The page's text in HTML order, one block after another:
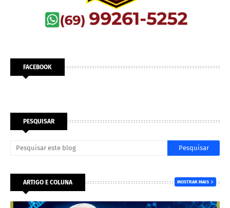
FACEBOOK
PESQUISAR
ARTIGO E COLUNA MOSTRAR MAIS